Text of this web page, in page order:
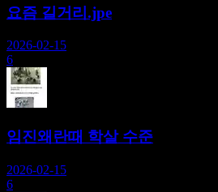
요즘 길거리.jpe
2026-02-15
6
임진왜란때 학살 수준
2026-02-15
6